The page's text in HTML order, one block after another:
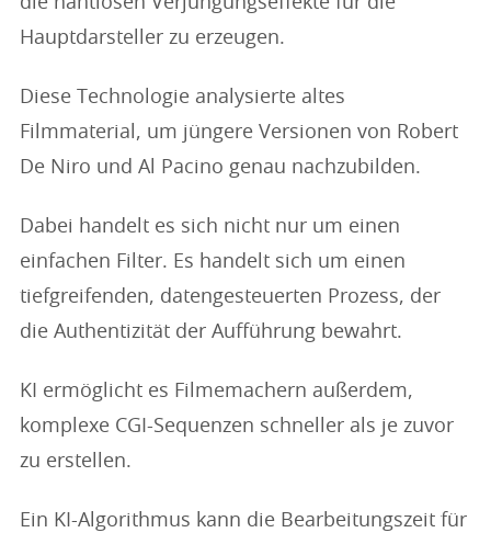
Hauptdarsteller zu erzeugen.
Diese Technologie analysierte altes
Filmmaterial, um jüngere Versionen von Robert
De Niro und Al Pacino genau nachzubilden.
Dabei handelt es sich nicht nur um einen
einfachen Filter. Es handelt sich um einen
tiefgreifenden, datengesteuerten Prozess, der
die Authentizität der Aufführung bewahrt.
KI ermöglicht es Filmemachern außerdem,
komplexe CGI-Sequenzen schneller als je zuvor
zu erstellen.
Ein KI-Algorithmus kann die Bearbeitungszeit für